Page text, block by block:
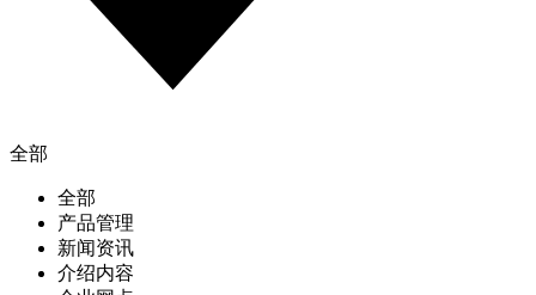
全部
全部
产品管理
新闻资讯
介绍内容